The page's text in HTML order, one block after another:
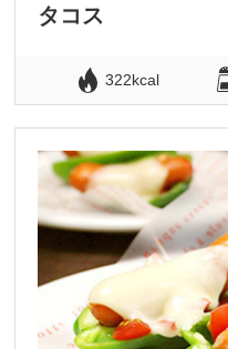
タコス
322kcal